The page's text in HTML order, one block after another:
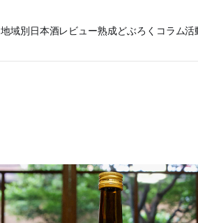
地域別日本酒レビュー熟成どぶろく コラム活